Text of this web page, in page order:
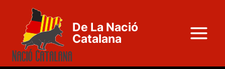
contingut
De La Nació
Catalana